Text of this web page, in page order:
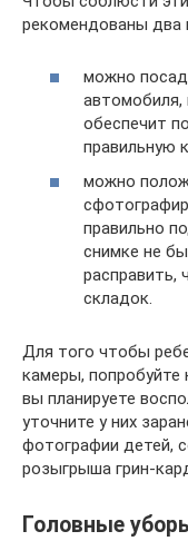
рекомендованы два
можно
обеспечит
правильную
можно
правильно
снимке не
расправить,
складок.
Для того чтобы
камеры, попробуйте
вы планируете
уточните у них
фотографии детей,
розыгрыша грин-
Головные